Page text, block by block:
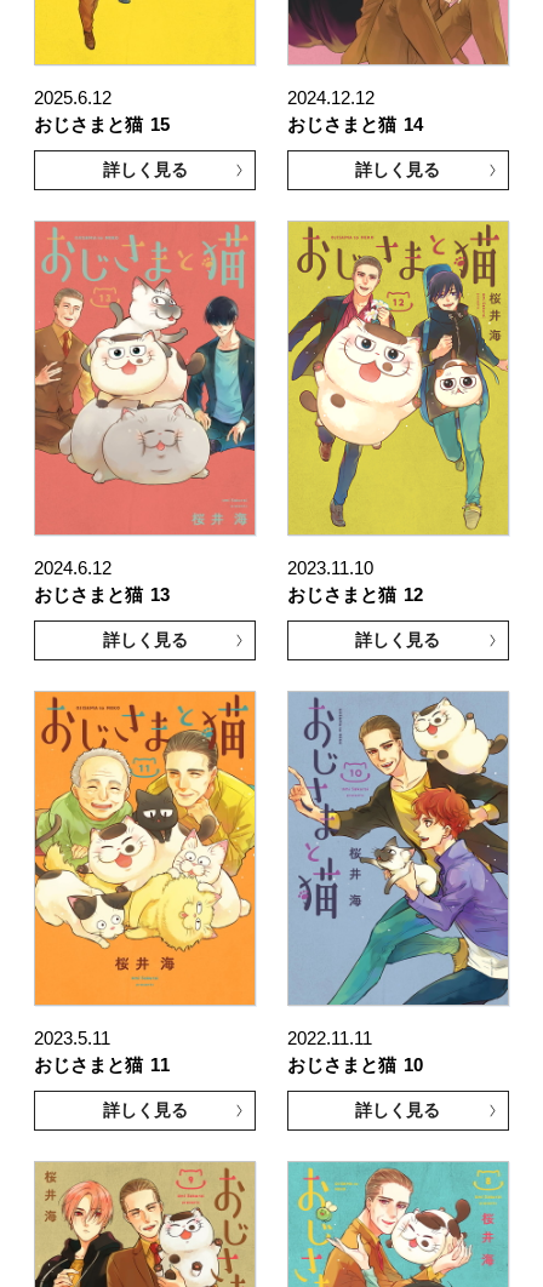
2025.6.12
おじさまと猫 15
詳しく見る
2024.12.12
おじさまと猫 14
詳しく見る
2024.6.12
おじさまと猫 13
詳しく見る
2023.11.10
おじさまと猫 12
詳しく見る
2023.5.11
おじさまと猫 11
詳しく見る
2022.11.11
おじさまと猫 10
詳しく見る